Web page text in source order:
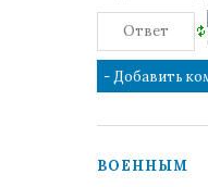
ВОЕННЫМ